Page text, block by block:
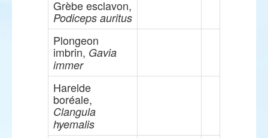
Grèbe esclavon,
Podiceps auritus
Plongeon
imbrin, Gavia
immer
Harelde
boréale,
Clangula
hyemalis